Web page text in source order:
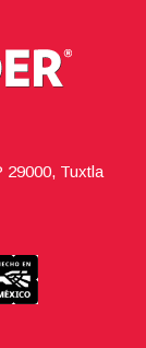
29000, Tuxtla